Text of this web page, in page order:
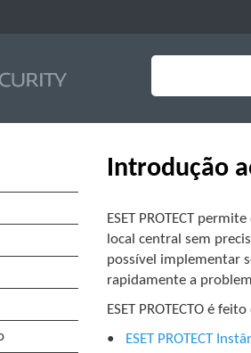
Introdução
ESET PROTECT
local central sem
possível implementar
rapidamente a
ESET PROTECTO é
ESET PROTECT